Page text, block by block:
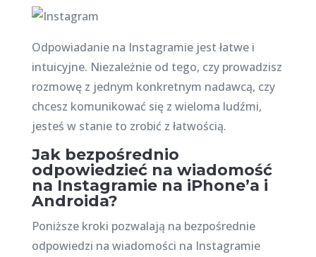
Odpowiadanie na Instagramie jest łatwe i
intuicyjne. Niezależnie od tego, czy prowadzisz
rozmowę z jednym konkretnym nadawcą, czy
chcesz komunikować się z wieloma ludźmi,
jesteś w stanie to zrobić z łatwością.
Jak bezpośrednio
odpowiedzieć na wiadomość
na Instagramie na iPhone’a i
Androida?
Poniższe kroki pozwalają na bezpośrednie
odpowiedzi na wiadomości na Instagramie